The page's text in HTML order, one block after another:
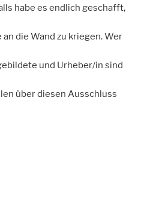
habe es endlich geschafft,
die Wand zu kriegen. Wer
und Urheber/in sind
über diesen Ausschluss